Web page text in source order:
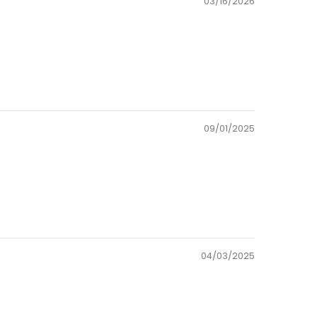
09/01/2025
04/03/2025